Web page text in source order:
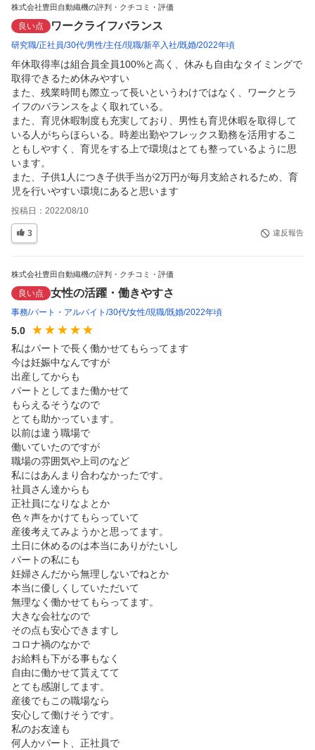
株式会社豊田自動織機の評判・クチコミ・評価
良い点 ワークライフバランス
研究職 正社員 30代 男性 主任 現職 新卒入社 既婚 2022年頃
年休取得率は組合員全員100%と高く、休みも自由なタイミングで
取得できるため休みやすい
また、残業時間も際立って長いというわけではなく、ワークとラ
イフのバランスをよく取れている。
また、育児休暇制度も充実しており、男性も育児休暇を取得して
いる人がちらほらいる。時差出勤やフレックス勤務を活用するこ
ともしやすく、育児をする上で環境はとても整っているように思
います。
また、子供1人につき子供手当が2万円が毎月支給されるため、育
児を行いやすい環境にあると思います
投稿日： 2022/08/10
3 違反報告
株式会社豊田自動織機の評判・クチコミ・評価
良い点 女性の活躍・働きやすさ
事務 パート・アルバイト 30代 女性 現職 既婚 2022年頃
5.0
私はパートで長く働かせてもらってます
今は妊娠中なんですが
出産してからも
パートとしてまた働かせて
もらえるそうなので
とても助かっています。
以前は違う職場で
働いていたのですが
職場の雰囲気や上司のなど
私にはあんまり合わなかったです。
社員さん達からも
正社員になりなよとか
色々声をかけてもらっていて
産後考えてみようかと思ってます。
土日に休めるのは本当にありがたいし
パートの私にも
妊婦さんだから無理しないでねとか
本当に優しくしていただいて
無理なく働かせてもらってます。
大きな会社なので
その点も安心できますし
コロナ禍のなかで
お給料も下がる事もなく
自由に働かせて貰えてて
とても感謝してます。
産後でもこの職場なら
安心して働けそうです。
私のお友達も
何人かパート、正社員で